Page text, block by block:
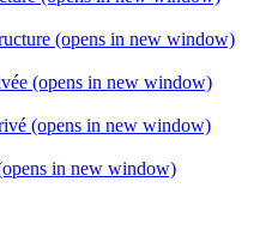
(opens in new window)
(opens in new window)
(opens in new window)
in new window)